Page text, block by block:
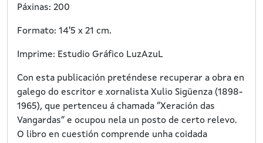
Páxinas: 200
Formato: 14'5 x 21 cm.
Imprime: Estudio Gráfico LuzAzuL
Con esta publicación preténdese recuperar a obra en
galego do escritor e xornalista Xulio Sigüenza (1898-
1965), que pertenceu á chamada “Xeración das
Vangardas” e ocupou nela un posto de certo relevo.
O libro en cuestión comprende unha coidada